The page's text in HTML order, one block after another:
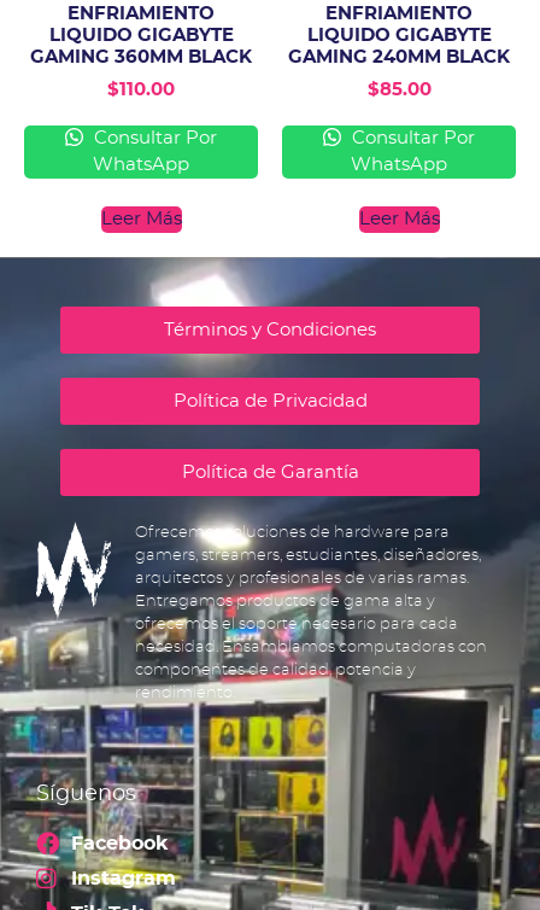
ENFRIAMIENTO
LIQUIDO GIGABYTE
GAMING 360MM BLACK
$110.00
Consultar Por
WhatsApp
Leer Más
ENFRIAMIENTO
LIQUIDO GIGABYTE
GAMING 240MM BLACK
$85.00
Consultar Por
WhatsApp
Leer Más
Términos y Condiciones
Política de Privacidad
Política de Garantía
Ofrecemos soluciones de hardware para
gamers, streamers, estudiantes, diseñadores,
arquitectos y profesionales de varias ramas.
Entregamos productos de gama alta y
ofrecemos el soporte necesario para cada
necesidad. Ensamblamos computadoras con
componentes de calidad, potencia y
rendimiento.
Síguenos
Facebook
Instagram